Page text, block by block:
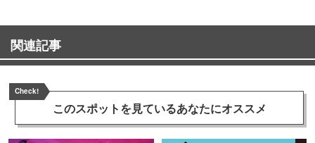
関連記事
Check!
このスポットを見ているあなたにオススメ